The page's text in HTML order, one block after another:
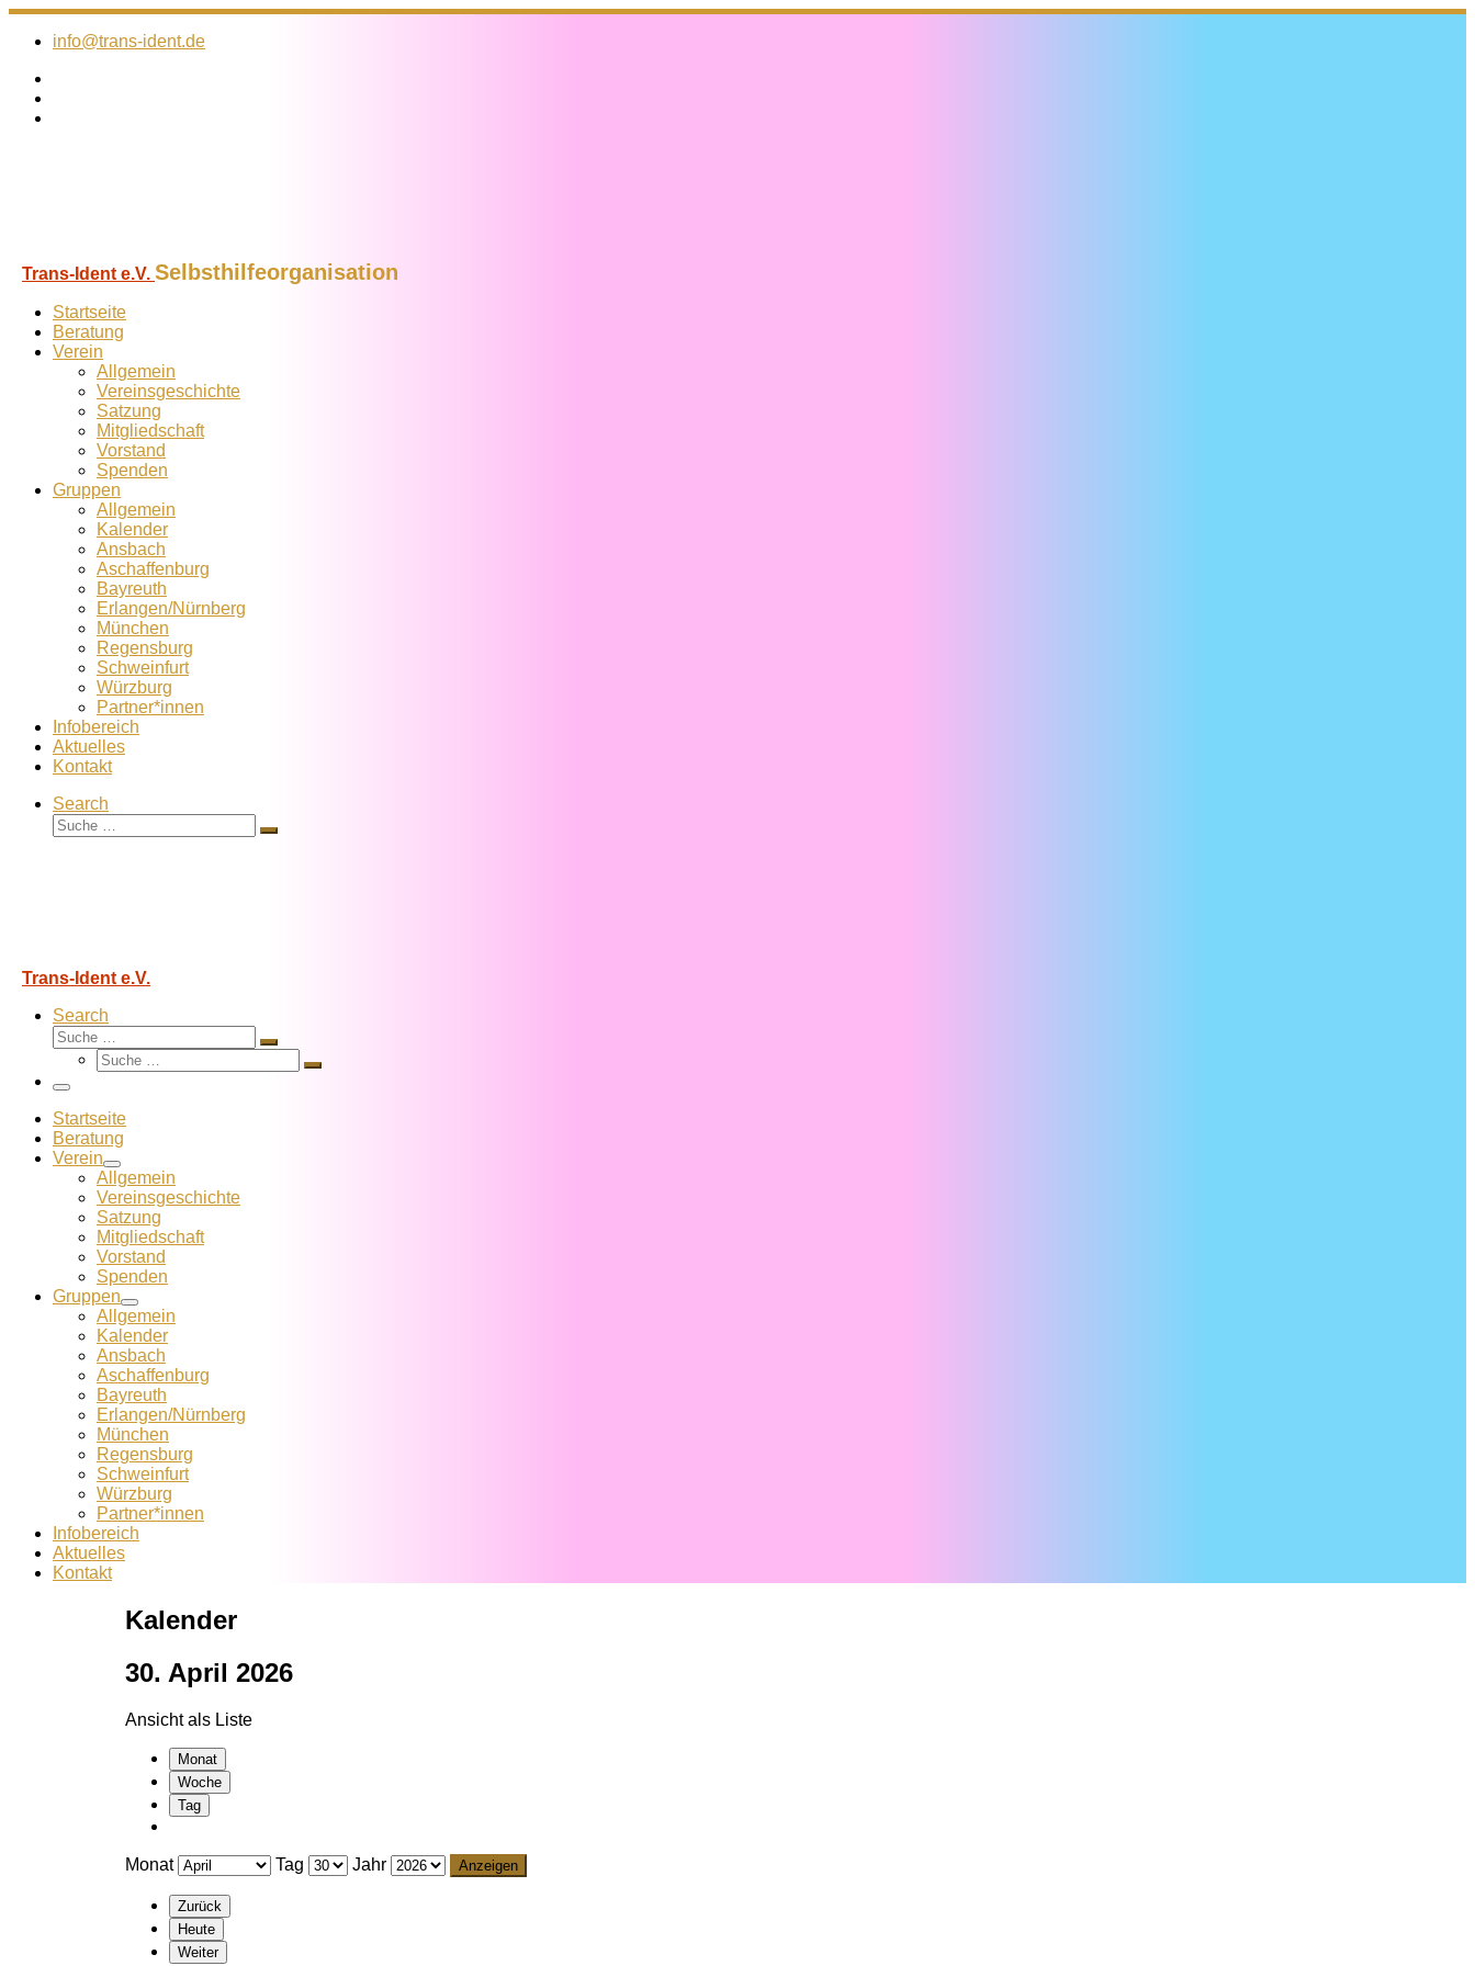
Zum
Inhalt
info@trans-ident.de
Trans-Ident e.V. Selbsthilfeorganisation
Startseite
Beratung
Verein
Allgemein
Vereins­geschichte
Satzung
Mitglied­schaft
Vorstand
Spenden
Gruppen
Allgemein
Kalender
Ansbach
Aschaffenburg
Bayreuth
Erlangen/Nürnberg
München
Regensburg
Schweinfurt
Würzburg
Partner*innen
Infobereich
Aktuelles
Kontakt
Search
Suche
Suche
Trans-Ident e.V.
Search
Suche
Suche
Suche
Suche
Menü
Startseite
Beratung
Verein
Allgemein
Vereins­geschichte
Satzung
Mitglied­schaft
Vorstand
Spenden
Gruppen
Allgemein
Kalender
Ansbach
Aschaffenburg
Bayreuth
Erlangen/Nürnberg
München
Regensburg
Schweinfurt
Würzburg
Partner*innen
Infobereich
Aktuelles
Kontakt
Kalender
30. April 2026
Ansicht als Liste
Monat
Woche
Tag
Monat Tag Jahr
Zurück
Heute
Weiter